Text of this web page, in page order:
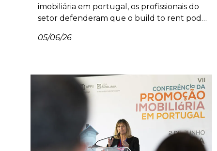
imobiliária em portugal, os profissionais do
setor defenderam que o build to rent pode
alertaram para entraves fiscais, regulatórios
05/06/26